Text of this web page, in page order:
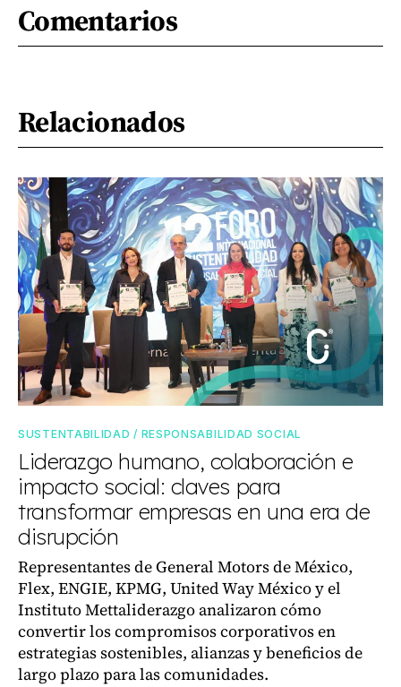
Comentarios
Relacionados
SUSTENTABILIDAD / RESPONSABILIDAD SOCIAL
Liderazgo humano, colaboración e
impacto social: claves para
transformar empresas en una era de
disrupción
Representantes de General Motors de México,
Flex, ENGIE, KPMG, United Way México y el
Instituto Mettaliderazgo analizaron cómo
convertir los compromisos corporativos en
estrategias sostenibles, alianzas y beneficios de
largo plazo para las comunidades.